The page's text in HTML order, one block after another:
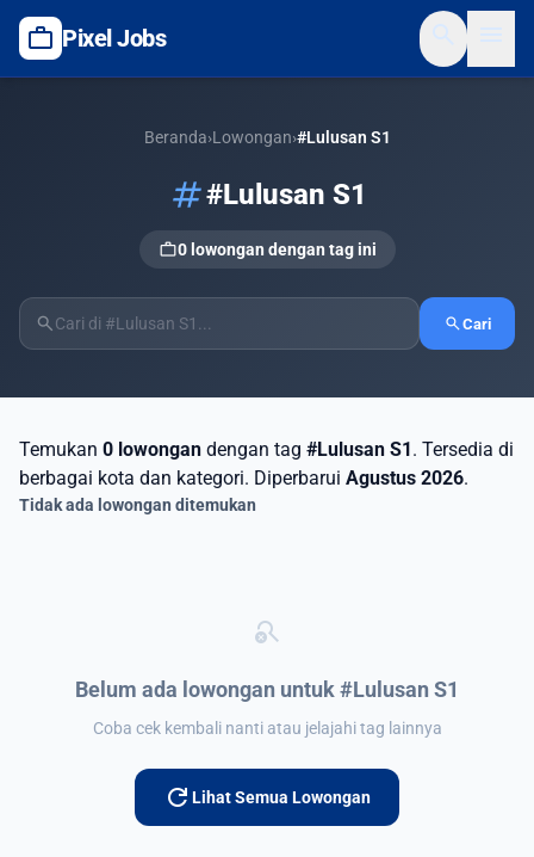
work Pixel Jobs
Beranda›Lowongan›#Lulusan S1
tag#Lulusan S1
work0 lowongan dengan tag ini
search searchCari
Temukan 0 lowongan dengan tag #Lulusan S1. Tersedia di
berbagai kota dan kategori. Diperbarui Agustus 2026.
Tidak ada lowongan ditemukan
search_off
Belum ada lowongan untuk #Lulusan S1
Coba cek kembali nanti atau jelajahi tag lainnya
refresh Lihat Semua Lowongan